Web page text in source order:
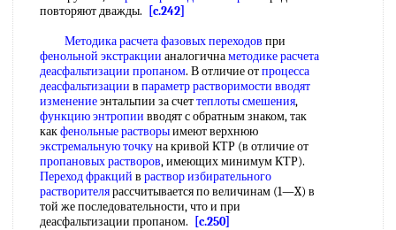
повторяют дважды.
[c.242]
Методика расчетафазовых переходов при
фенольной экстракции аналогичнаметодике расчета
деасфальтизации пропаном. В отличие отпроцесса
деасфальтизации в параметр растворимости вводят
изменениеэнтальпии за счеттеплоты смешения,
функцию энтропии вводят с обратным знаком, так
какфенольные растворыимеют верхнюю
экстремальную точкуна кривой КТР (в отличие от
пропановых растворов, имеющих минимум КТР).
Переход фракций в раствор избирательного
растворителярассчитывается по величинам (1—X) в
той же последовательности, что и при
деасфальтизации пропаном.
[c.250]